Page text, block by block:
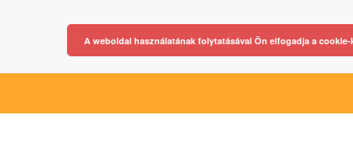
A weboldal használatának folytatásával Ön elfogadja a